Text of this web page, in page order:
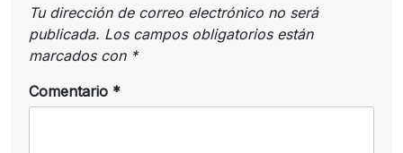
Tu dirección de correo electrónico no será
publicada. Los campos obligatorios están
marcados con *
Comentario *